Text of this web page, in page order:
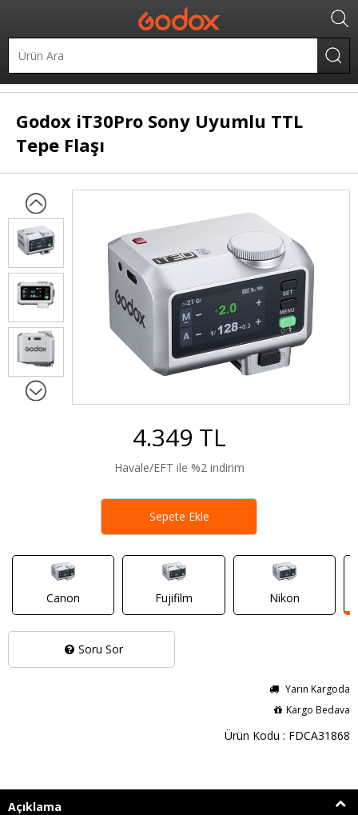
Sony Uyumlu Flaşlar
Godox iT30Pro Sony Uyumlu TTL
Tepe Flaşı
Soru Sor
4.349 TL
Havale/EFT ile %2 indirim
Canon Fujifilm Nikon
Yarın Kargoda
Kargo Bedava
Ürün Kodu : FDCA31868
Sepete Ekle
Açıklama